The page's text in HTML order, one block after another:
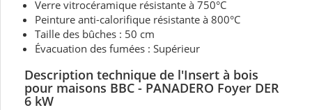
Verre vitrocéramique résistante à 750°C
Peinture anti-calorifique résistante à 800°C
Taille des bûches : 50 cm
Évacuation des fumées : Supérieur
Description technique de l'Insert à bois
pour maisons BBC - PANADERO Foyer DER
6 kW